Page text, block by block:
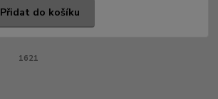
Přidat do košíku
1621